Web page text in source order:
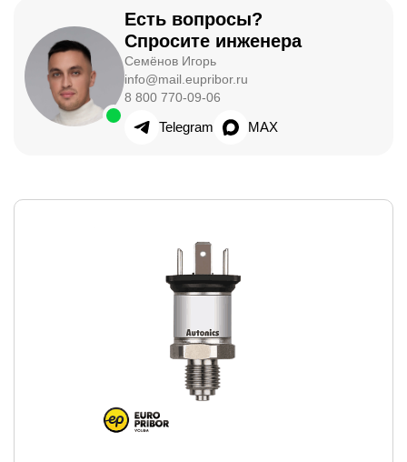
Есть вопросы?
Спросите инженера
Семёнов Игорь
info@mail.eupribor.ru
8 800 770-09-06
Telegram MAX